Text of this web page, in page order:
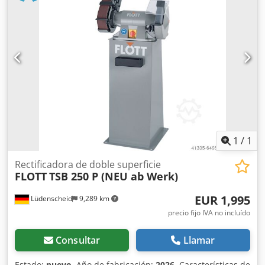
trabajo 200 mm para mecanizado de doble cara con
dispositivo de torneado Plaquitas magnéticas especiales
diseñadas para el mecanizado en caliente Control IPC con
PLC Carga conectada 3x 400V 50Hz Carga conectada aprox.
52 kW Revisión de todas las unidades con conversión a
nuevo cojinete de 4 puntos entre 2021 y 2023. Precio
Dkedjtpb Unepfx Af Tsr Por favor, póngase en contacto con
1 / 1
Lüdenscheid 9,289 km
Rectificadora de doble superficie
FLOTTTSB 250 P (NEU ab Werk)
EUR 1,995
precio fijo IVA no incluído
Consultar Llamar